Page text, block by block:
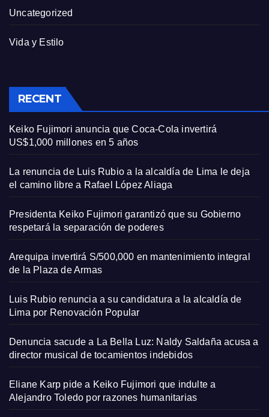
Uncategorized
Vida y Estilo
RECENT
Keiko Fujimori anuncia que Coca-Cola invertirá
US$1,000 millones en 5 años
La renuncia de Luis Rubio a la alcaldía de Lima le deja
el camino libre a Rafael López Aliaga
Presidenta Keiko Fujimori garantizó que su Gobierno
respetará la separación de poderes
Arequipa invertirá S/500,000 en mantenimiento integral
de la Plaza de Armas
Luis Rubio renuncia a su candidatura a la alcaldía de
Lima por Renovación Popular
Denuncia sacude a La Bella Luz: Naldy Saldaña acusa a
director musical de tocamientos indebidos
Eliane Karp pide a Keiko Fujimori que indulte a
Alejandro Toledo por razones humanitarias